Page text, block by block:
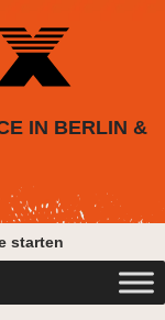
IN BERLIN &
starten